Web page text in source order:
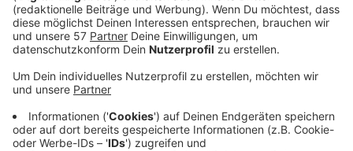
das Gesundheitsamt der StädteRegion geben.
Dafür laden sie zu einer "Digitalen Sprechstunde"
für Unternehmen ein. Vor allem die Themen
Testen, Impfen und Vorbereitungen von Öffnungen
sollen dabei besprochen werden.
Los geht die Veranstaltung um 16 Uhr. Die
StädteRegion bittet um eine Anmeldung. Alle